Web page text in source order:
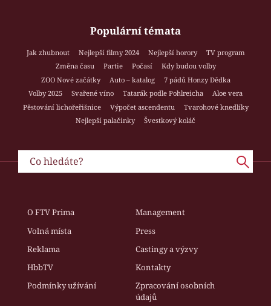
Populární témata
Jak zhubnout Nejlepší filmy 2024 Nejlepší horory
TV program
Změna času
Partie Počasí
Kdy budou volby
ZOO Nové začátky
Auto – katalog
7 pádů Honzy Dědka
Volby 2025
Svařené víno Tatarák podle Pohlreicha
Aloe vera
Pěstování lichořeřišnice
Výpočet ascendentu
Tvarohové knedlíky
Nejlepší palačinky
Švestkový koláč
O FTV Prima
Management
Volná místa
Press
Reklama
Castingy a výzvy
HbbTV
Kontakty
Podmínky užívání
Zpracování osobních
údajů